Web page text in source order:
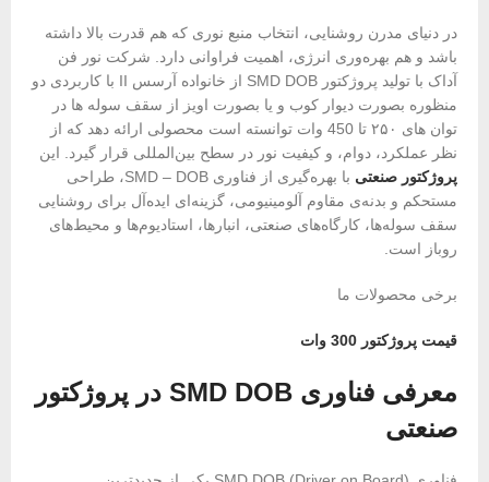
در دنیای مدرن روشنایی، انتخاب منبع نوری که هم قدرت بالا داشته
باشد و هم بهره‌وری انرژی، اهمیت فراوانی دارد. شرکت نور فن
آداک با تولید پروژکتور SMD DOB از خانواده آرسس II با کاربردی دو
منظوره بصورت دیوار کوب و یا بصورت اویز از سقف سوله ها در
توان های ۲۵۰ تا 450 وات توانسته است محصولی ارائه دهد که از
نظر عملکرد، دوام، و کیفیت نور در سطح بین‌المللی قرار گیرد. این
پروژکتور صنعتی
با بهره‌گیری از فناوری SMD – DOB، طراحی
مستحکم و بدنه‌ی مقاوم آلومینیومی، گزینه‌ای ایده‌آل برای روشنایی
سقف سوله‌ها، کارگاه‌های صنعتی، انبارها، استادیوم‌ها و محیط‌های
روباز است.
برخی محصولات ما
قیمت پروژکتور 300 وات
معرفی فناوری SMD DOB در پروژکتور
صنعتی